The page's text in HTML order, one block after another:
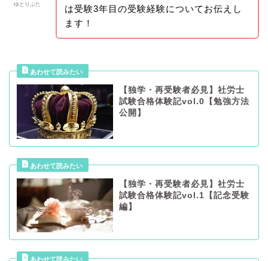
ゆとりぶた
は受験3年目の受験経験についてお伝えし
ます！
【独学・再受験者必見】社労士
試験合格体験記vol.0【勉強方法
公開】
【独学・再受験者必見】社労士
試験合格体験記vol.1【記念受験
編】